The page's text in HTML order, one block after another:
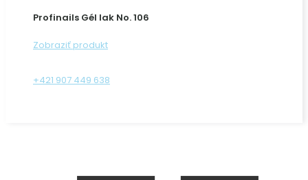
Profinails Gél lak No. 106
Zobraziť produkt
+421 907 449 638